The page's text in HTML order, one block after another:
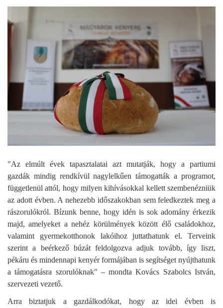
"Az elmúlt évek tapasztalatai azt mutatják, hogy a partiumi
gazdák mindig rendkívül nagylelkűen támogatták a programot,
függetlenül attól, hogy milyen kihívásokkal kellett szembenézniük
az adott évben. A nehezebb időszakokban sem feledkeztek meg a
rászorulókról. Bízunk benne, hogy idén is sok adomány érkezik
majd, amelyeket a nehéz körülmények között élő családokhoz,
valamint gyermekotthonok lakóihoz juttathatunk el. Terveink
szerint a beérkező búzát feldolgozva adjuk tovább, így liszt,
pékáru és mindennapi kenyér formájában is segítséget nyújthatunk
a támogatásra szorulóknak" – mondta Kovács Szabolcs István,
szervezeti vezető.
Arra biztatjuk a gazdálkodókat, hogy az idei évben is